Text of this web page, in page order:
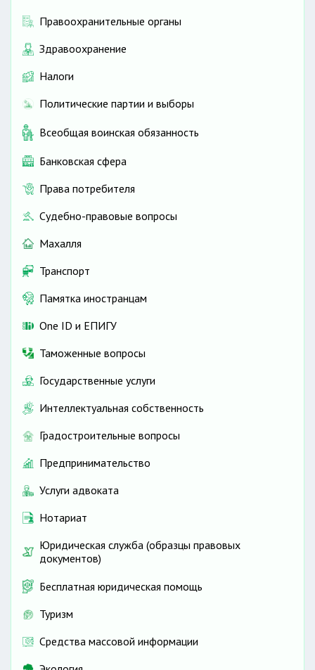
Правоохранительные органы
Здравоохранение
Налоги
Политические партии и выборы
Всеобщая воинская обязанность
Банковская сфера
Права потребителя
Судебно-правовые вопросы
Махалля
Транспорт
Памятка иностранцам
One ID и ЕПИГУ
Таможенные вопросы
Государственные услуги
Интеллектуальная собственность
Градостроительные вопросы
Предпринимательство
Услуги адвоката
Нотариат
Юридическая служба (образцы правовых
документов)
Бесплатная юридическая помощь
Туризм
Средства массовой информации